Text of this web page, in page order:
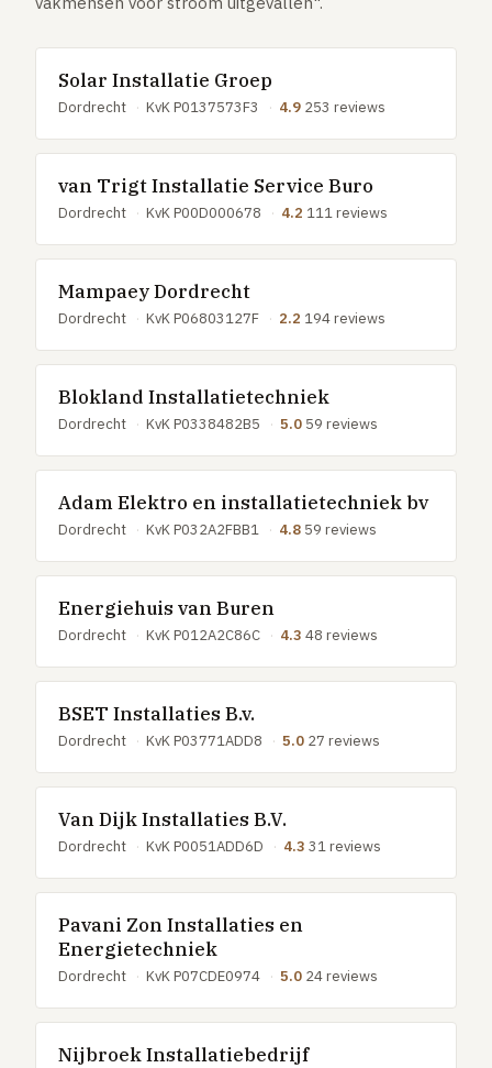
Tools
GRATIS TOOLS
Besparingscalculator
Subsidie-checker
Over ons
Meldpunt
Inloggen
Solar Installatie Groep
Dordrecht · KvK P0137573F3 · 4.9 253 reviews
van Trigt Installatie Service Buro
Dordrecht · KvK P00D000678 · 4.2 111 reviews
Mampaey Dordrecht
Dordrecht · KvK P06803127F · 2.2 194 reviews
Blokland Installatietechniek
Dordrecht · KvK P0338482B5 · 5.0 59 reviews
Adam Elektro en installatietechniek bv
Dordrecht · KvK P032A2FBB1 · 4.8 59 reviews
Energiehuis van Buren
Dordrecht · KvK P012A2C86C · 4.3 48 reviews
BSET Installaties B.v.
Dordrecht · KvK P03771ADD8 · 5.0 27 reviews
Van Dijk Installaties B.V.
Dordrecht · KvK P0051ADD6D · 4.3 31 reviews
Pavani Zon Installaties en
Energietechniek
Dordrecht · KvK P07CDE0974 · 5.0 24 reviews
Nijbroek Installatiebedrijf